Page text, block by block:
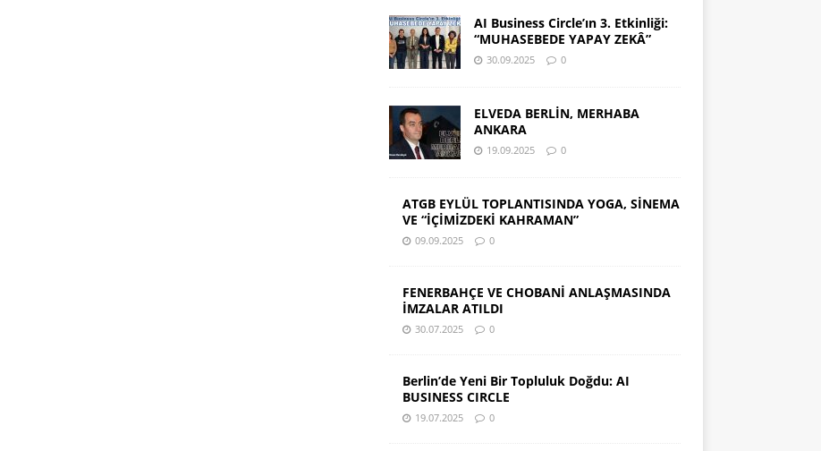
AI Business Circle’ın 3. Etkinliği:
“MUHASEBEDE YAPAY ZEKÂ”
30.09.2025 0
ELVEDA BERLİN, MERHABA
ANKARA
19.09.2025 0
ATGB EYLÜL TOPLANTISINDA YOGA, SİNEMA
VE “İÇİMİZDEKİ KAHRAMAN”
09.09.2025 0
FENERBAHÇE VE CHOBANİ ANLAŞMASINDA
İMZALAR ATILDI
30.07.2025 0
Berlin’de Yeni Bir Topluluk Doğdu: AI
BUSINESS CIRCLE
19.07.2025 0